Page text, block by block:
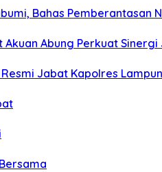
Bahas Pemberantasan
Abung Perkuat
Resmi Jabat Kapolres